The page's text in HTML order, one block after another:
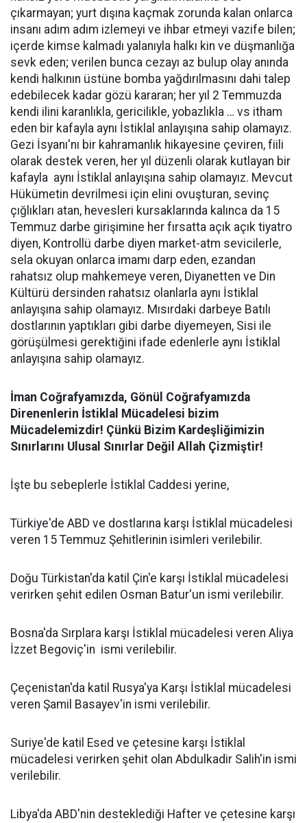
çıkarmayan; yurt dışına kaçmak zorunda kalan onlarca
insanı adım adım izlemeyi ve ihbar etmeyi vazife bilen;
içerde kimse kalmadı yalanıyla halkı kin ve düşmanlığa
sevk eden; verilen bunca cezayı az bulup olay anında
kendi halkının üstüne bomba yağdırılmasını dahi talep
edebilecek kadar gözü kararan; her yıl 2 Temmuzda
kendi ilini karanlıkla, gericilikle, yobazlıkla … vs itham
eden bir kafayla aynı İstiklal anlayışına sahip olamayız.
Gezi İsyanı'nı bir kahramanlık hikayesine çeviren, fiili
olarak destek veren, her yıl düzenli olarak kutlayan bir
kafayla aynı İstiklal anlayışına sahip olamayız. Mevcut
Hükümetin devrilmesi için elini ovuşturan, sevinç
çığlıkları atan, hevesleri kursaklarında kalınca da 15
Temmuz darbe girişimine her fırsatta açık açık tiyatro
diyen, Kontrollü darbe diyen market-atm sevicilerle,
sela okuyan onlarca imamı darp eden, ezandan
rahatsız olup mahkemeye veren, Diyanetten ve Din
Kültürü dersinden rahatsız olanlarla aynı İstiklal
anlayışına sahip olamayız. Mısırdaki darbeye Batılı
dostlarının yaptıkları gibi darbe diyemeyen, Sisi ile
görüşülmesi gerektiğini ifade edenlerle aynı İstiklal
anlayışına sahip olamayız.
İman Coğrafyamızda, Gönül Coğrafyamızda
Direnenlerin İstiklal Mücadelesi bizim
Mücadelemizdir! Çünkü Bizim Kardeşliğimizin
Sınırlarını Ulusal Sınırlar Değil Allah Çizmiştir!
İşte bu sebeplerle İstiklal Caddesi yerine,
Türkiye'de ABD ve dostlarına karşı İstiklal mücadelesi
veren 15 Temmuz Şehitlerinin isimleri verilebilir.
Doğu Türkistan'da katil Çin'e karşı İstiklal mücadelesi
verirken şehit edilen Osman Batur'un ismi verilebilir.
Bosna'da Sırplara karşı İstiklal mücadelesi veren Aliya
İzzet Begoviç'in ismi verilebilir.
Çeçenistan'da katil Rusya'ya Karşı İstiklal mücadelesi
veren Şamil Basayev'in ismi verilebilir.
Suriye'de katil Esed ve çetesine karşı İstiklal
mücadelesi verirken şehit olan Abdulkadir Salih'in ismi
verilebilir.
Libya'da ABD'nin desteklediği Hafter ve çetesine karşı